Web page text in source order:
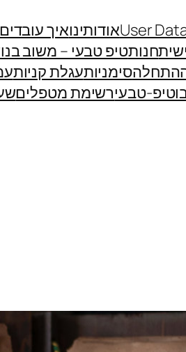
Userאודותינואיך
חנותטיפ טבעי – משוב
סימניותעגלת קניות
טבעירשימת מטפלים